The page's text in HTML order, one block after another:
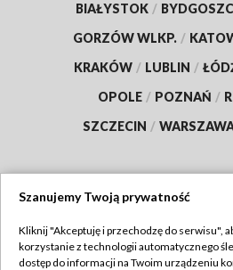
BIAŁYSTOK /
GORZÓW WLKP. /
KRAKÓW / LUBLIN /
OPOLE / POZNAŃ /
SZCZECIN /
TVP
Szanujemy Twoją prywatność
Kliknij "Akceptuję i przechodzę do serwisu",
korzystanie z technologii automatycznego
dostęp do informacji na Twoim urządzeniu